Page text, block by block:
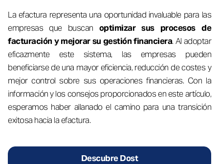
La efactura representa una oportunidad invaluable para las
empresas que buscan optimizar sus procesos de
facturación y mejorar su gestión financiera. Al adoptar
eficazmente este sistema, las empresas pueden
beneficiarse de una mayor eficiencia, reducción de costes y
mejor control sobre sus operaciones financieras. Con la
información y los consejos proporcionados en este artículo,
esperamos haber allanado el camino para una transición
exitosa hacia la efactura.
Descubre Dost